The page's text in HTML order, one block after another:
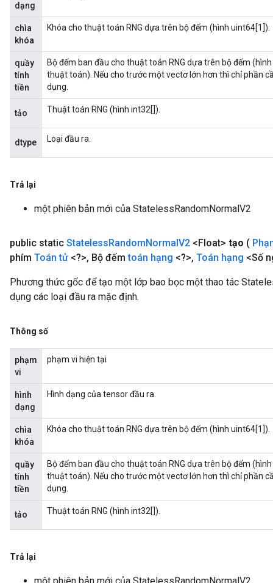
dạng
chìa
khóa
Khóa cho thuật toán RNG dựa trên bộ đếm (hình uint64[1]).
quầy
tính
tiền
Bộ đếm ban đầu cho thuật toán RNG dựa trên bộ đếm
thuật toán). Nếu cho trước một vectơ lớn hơn thì chỉ phần
dụng.
tảo Thuật toán RNG (hình int32[]).
dtype Loại đầu ra.
Trả lại
một phiên bản mới của StatelessRandomNormalV2
public static StatelessRandomNormalV2 <Float> tạo (
phím Toán tử<?>, Bộ đếmtoán hạng <?>, Toán hạng <Số
Phương thức gốc để tạo một lớp bao bọc một thao tác
dụng các loại đầu ra mặc định.
Thông số
phạm
vi
phạm vi hiện tại
hình
dạng
Hình dạng của tensor đầu ra.
chìa
khóa
Khóa cho thuật toán RNG dựa trên bộ đếm (hình uint64[1]).
quầy
tính
tiền
Bộ đếm ban đầu cho thuật toán RNG dựa trên bộ đếm
thuật toán). Nếu cho trước một vectơ lớn hơn thì chỉ phần
dụng.
tảo Thuật toán RNG (hình int32[]).
Trả lại